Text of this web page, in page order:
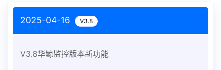
2025-04-16 V3.8
V3.8华鲸监控版本新功能